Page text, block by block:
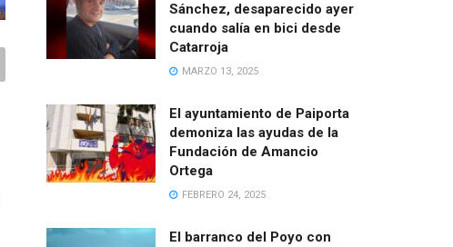
Sánchez, desaparecido ayer
cuando salía en bici desde
Catarroja
MARZO 13, 2025
El ayuntamiento de Paiporta
demoniza las ayudas de la
Fundación de Amancio
Ortega
FEBRERO 24, 2025
El barranco del Poyo con